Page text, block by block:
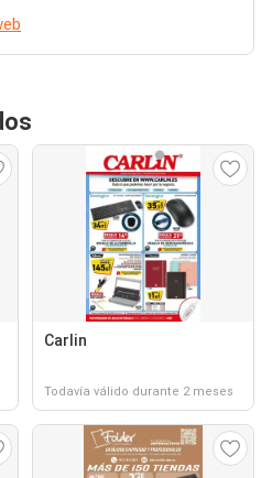
Carlin
Todavía válido durante 2 meses